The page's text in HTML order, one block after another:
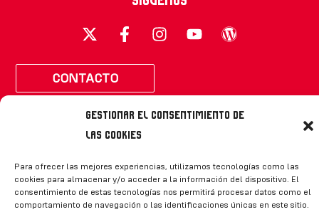
Gestionar el consentimiento de
las cookies
Para ofrecer las mejores experiencias, utilizamos tecnologías como las
cookies para almacenar y/o acceder a la información del dispositivo. El
consentimiento de estas tecnologías nos permitirá procesar datos como el
comportamiento de navegación o las identificaciones únicas en este sitio.
CONTACTO
Política de privacidad|Aviso legal|Canal de denuncias|
Declaración de accesibilidad|Política de cookies